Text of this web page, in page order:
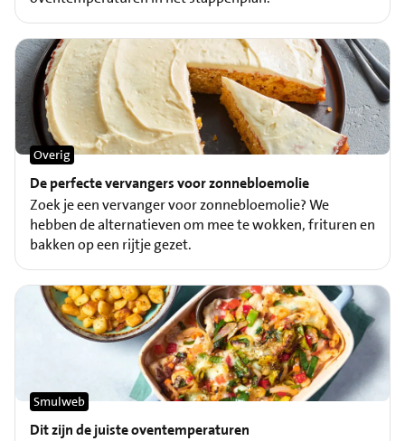
De perfecte vervangers voor zonnebloemolie
Overig
Zoek je een vervanger voor zonnebloemolie? We
hebben de alternatieven om mee te wokken, frituren en
bakken op een rijtje gezet.
Dit zijn de juiste oventemperaturen
Smulweb